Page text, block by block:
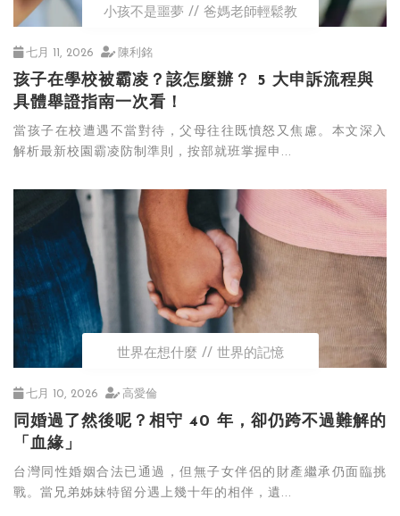
小孩不是噩夢 爸媽老師輕鬆教
七月 11, 2026 陳利銘
孩子在學校被霸凌？該怎麼辦？ 5 大申訴流程與
具體舉證指南一次看！
當孩子在校遭遇不當對待，父母往往既憤怒又焦慮。本文深入
解析最新校園霸凌防制準則，按部就班掌握申...
世界在想什麼 世界的記憶
七月 10, 2026 高愛倫
同婚過了然後呢？相守 40 年，卻仍跨不過難解的
「血緣」
台灣同性婚姻合法已通過，但無子女伴侶的財產繼承仍面臨挑
戰。當兄弟姊妹特留分遇上幾十年的相伴，遺...